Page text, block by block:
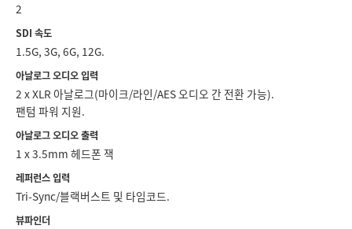
2
SDI 속도
1.5G, 3G, 6G, 12G.
아날로그 오디오 입력
2 x XLR 아날로그(마이크/라인/AES 오디오 간 전환 가능).
팬텀 파워 지원.
아날로그 오디오 출력
1 x 3.5mm 헤드폰 잭
레퍼런스 입력
Tri-Sync/블랙버스트 및 타임코드.
뷰파인더